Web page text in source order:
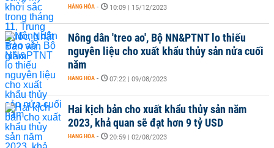
HÀNG HÓA - 10:09 | 15/12/2023
Nông dân 'treo ao', Bộ NN&PTNT lo thiếu
nguyên liệu cho xuất khẩu thủy sản nửa cuối
năm
HÀNG HÓA - 07:22 | 09/08/2023
Hai kịch bản cho xuất khẩu thủy sản năm
2023, khả quan sẽ đạt hơn 9 tỷ USD
HÀNG HÓA - 20:59 | 02/08/2023